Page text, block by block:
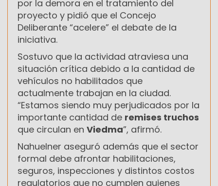
por la demora en el tratamiento del
proyecto y pidió que el Concejo
Deliberante “acelere” el debate de la
iniciativa.
Sostuvo que la actividad atraviesa una
situación crítica debido a la cantidad de
vehículos no habilitados que
actualmente trabajan en la ciudad.
“Estamos siendo muy perjudicados por la
importante cantidad de remises truchos
que circulan en Viedma”, afirmó.
Nahuelner aseguró además que el sector
formal debe afrontar habilitaciones,
seguros, inspecciones y distintos costos
regulatorios que no cumplen quienes